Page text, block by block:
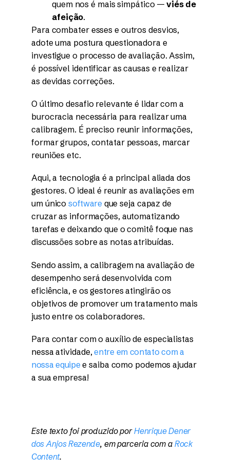
quem nos é mais simpático — viés de
afeição.
Para combater esses e outros desvios,
adote uma postura questionadora e
investigue o processo de avaliação. Assim,
é possível identificar as causas e realizar
as devidas correções.
O último desafio relevante é lidar com a
burocracia necessária para realizar uma
calibragem. É preciso reunir informações,
formar grupos, contatar pessoas, marcar
reuniões etc.
Aqui, a tecnologia é a principal aliada dos
gestores. O ideal é reunir as avaliações em
um únicosoftware que seja capaz de
cruzar as informações, automatizando
tarefas e deixando que o comitê foque nas
discussões sobre as notas atribuídas.
Sendo assim, a calibragem na avaliação de
desempenho será desenvolvida com
eficiência, e os gestores atingirão os
objetivos de promover um tratamento mais
justo entre os colaboradores.
Para contar com o auxílio de especialistas
nessa atividade,entre em contato com a
nossa equipe e saiba como podemos ajudar
a sua empresa!
Este texto foi produzido porHenrique Dener
dos Anjos Rezende, em parceria com a Rock
Content.